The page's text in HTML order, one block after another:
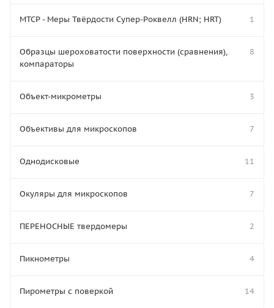
МТСР - Меры Твёрдости Супер-Роквелл (HRN; HRT) 1
Образцы шероховатости поверхности (сравнения),
компараторы
8
Объект-микрометры 3
Объективы для микроскопов 7
Однодисковые 11
Окуляры для микроскопов 7
ПЕРЕНОСНЫЕ твердомеры 2
Пикнометры 4
Пирометры с поверкой 14